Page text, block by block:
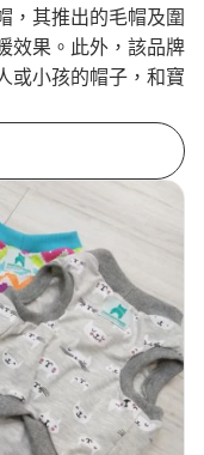
，其推出的毛帽及圍
效果。此外，該品牌
或小孩的帽子，和寶